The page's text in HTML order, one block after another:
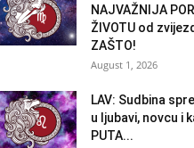
NAJVAŽNIJA
ŽIVOTU od
ZAŠTO!
August 1, 2026
LAV: Sudbina
u ljubavi, novcu i
PUTA...